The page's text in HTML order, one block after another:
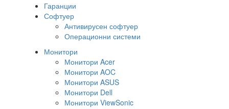
Гаранции
Софтуер
Антивирусен софтуер
Операционни системи
Монитори
Монитори Acer
Монитори AOC
Монитори ASUS
Монитори Dell
Монитори ViewSonic